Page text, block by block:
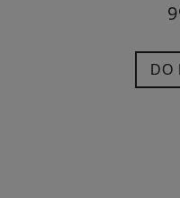
DO